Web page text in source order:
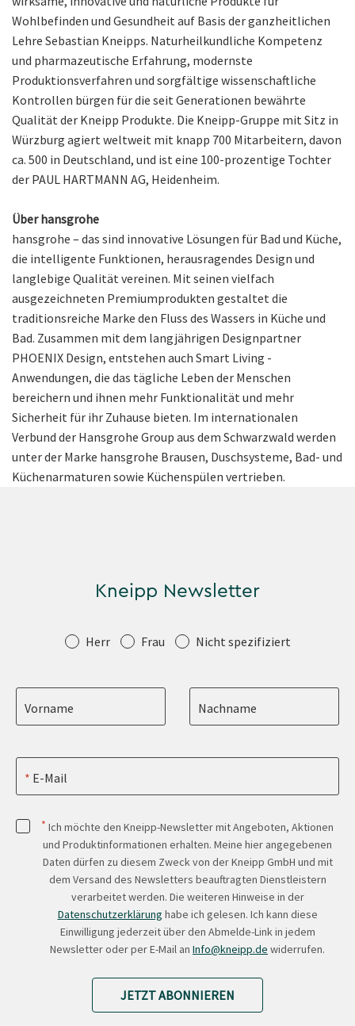
Wohlbefinden und Gesundheit auf Basis der ganzheitlichen
Lehre Sebastian Kneipps. Naturheilkundliche Kompetenz
und pharmazeutische Erfahrung, modernste
Produktionsverfahren und sorgfältige wissenschaftliche
Kontrollen bürgen für die seit Generationen bewährte
Qualität der Kneipp Produkte. Die Kneipp-Gruppe mit Sitz in
Würzburg agiert weltweit mit knapp 700 Mitarbeitern, davon
ca. 500 in Deutschland, und ist eine 100-prozentige Tochter
der PAUL HARTMANN AG, Heidenheim.
Über hansgrohe
hansgrohe – das sind innovative Lösungen für Bad und Küche,
die intelligente Funktionen, herausragendes Design und
langlebige Qualität vereinen. Mit seinen vielfach
ausgezeichneten Premiumprodukten gestaltet die
traditionsreiche Marke den Fluss des Wassers in Küche und
Bad. Zusammen mit dem langjährigen Designpartner
PHOENIX Design, entstehen auch Smart Living -
Anwendungen, die das tägliche Leben der Menschen
bereichern und ihnen mehr Funktionalität und mehr
Sicherheit für ihr Zuhause bieten. Im internationalen
Verbund der Hansgrohe Group aus dem Schwarzwald werden
unter der Marke hansgrohe Brausen, Duschsysteme, Bad- und
Küchenarmaturen sowie Küchenspülen vertrieben.
Kneipp Newsletter
Anrede Herr Frau Nicht spezifiziert
Vorname Nachname
E-Mail
* Ich möchte den Kneipp-Newsletter mit Angeboten, Aktionen
und Produktinformationen erhalten. Meine hier angegebenen
Daten dürfen zu diesem Zweck von der Kneipp GmbH und mit
dem Versand des Newsletters beauftragten Dienstleistern
verarbeitet werden. Die weiteren Hinweise in der
Datenschutzerklärung habe ich gelesen. Ich kann diese
Einwilligung jederzeit über den Abmelde-Link in jedem
Newsletter oder per E-Mail an Info@kneipp.de widerrufen.
JETZT ABONNIEREN